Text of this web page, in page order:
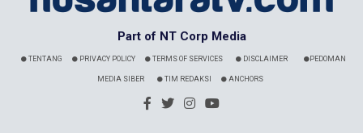
Part of NT Corp Media
TENTANG PRIVACY POLICY TERMS OF SERVICES DISCLAIMER PEDOMAN
MEDIA SIBER TIM REDAKSI ANCHORS